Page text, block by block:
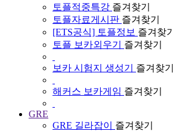
토플적중특강 즐겨찾기
토플자료게시판 즐겨찾기
[ETS공식] 토플정보 즐겨찾기
토플 보카외우기
즐겨찾기
보카 시험지 생성기 즐겨찾기
해커스 보카게임 즐겨찾기
GRE
GRE 길라잡이
즐겨찾기